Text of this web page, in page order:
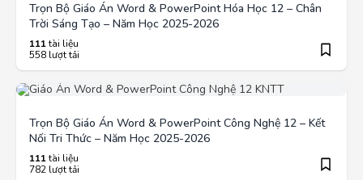
Trọn Bộ Giáo Án Word & PowerPoint Hóa Học 12 – Chân
Trời Sáng Tạo – Năm Học 2025-2026
111tài liệu
558 lượt tải
Trọn Bộ Giáo Án Word & PowerPoint Công Nghệ 12 – Kết
Nối Tri Thức – Năm Học 2025-2026
111tài liệu
782 lượt tải